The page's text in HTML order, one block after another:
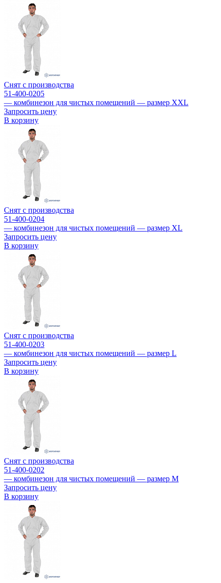
Снят с производства
51-400-0205
— комбинезон для чистых помещений — размер XXL
Запросить цену
В корзину
Снят с производства
51-400-0204
— комбинезон для чистых помещений — размер XL
Запросить цену
В корзину
Снят с производства
51-400-0203
— комбинезон для чистых помещений — размер L
Запросить цену
В корзину
Снят с производства
51-400-0202
— комбинезон для чистых помещений — размер M
Запросить цену
В корзину